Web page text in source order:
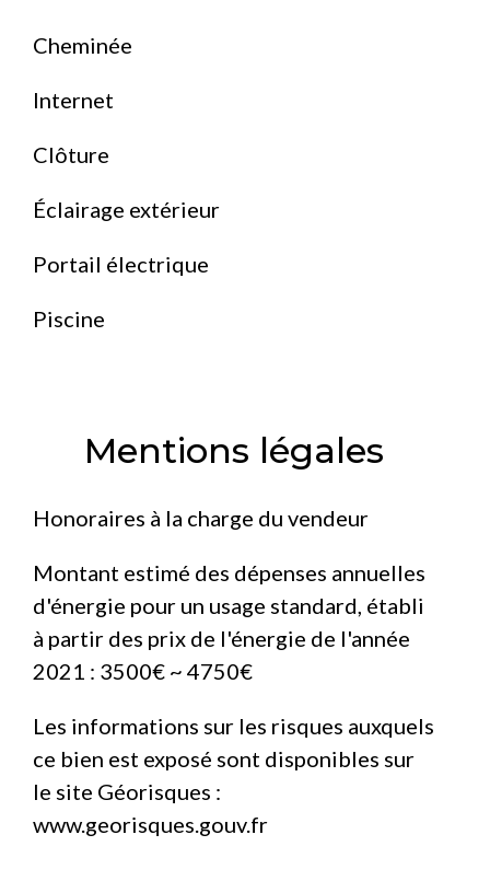
Cheminée
Internet
Clôture
Éclairage extérieur
Portail électrique
Piscine
Mentions légales
Honoraires à la charge du vendeur
Montant estimé des dépenses annuelles
d'énergie pour un usage standard, établi
à partir des prix de l'énergie de l'année
2021 : 3500€ ~ 4750€
Les informations sur les risques auxquels
ce bien est exposé sont disponibles sur
le site Géorisques :
www.georisques.gouv.fr